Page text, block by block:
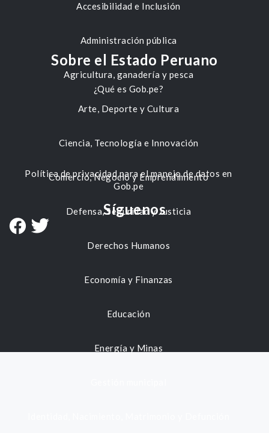
Accesibilidad e Inclusión
Administración pública
Agricultura, ganadería y pesca
Arte, Deporte y Cultura
Ciencia, Tecnología e Innovación
Comercio, Negocio y Emprendimiento
Defensa, Seguridad y Justicia
Derechos Humanos
Economía y Finanzas
Educación
Energía y Minas
Sobre el Estado Peruano
¿Qué es Gob.pe?
Política de privacidad para el manejo de datos en
Gob.pe
Síguenos